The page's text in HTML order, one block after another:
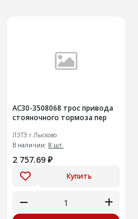
АС30-3508068 трос привода
стояночного тормоза пер
ЛЭТЗ г.Лысково
В наличии: 8 шт.
2 757.69 ₽
Купить